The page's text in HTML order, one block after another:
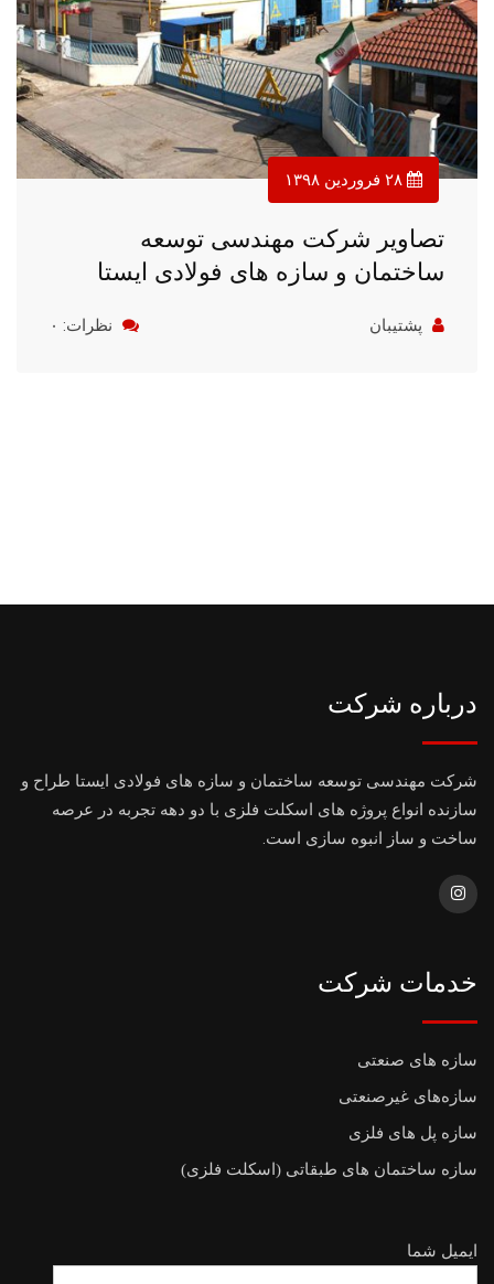
تصاویر شرکت مهندسی توسعه
ساختمان و سازه های فولادی ایستا
پشتیبان نظرات: ۰
درباره شرکت
شرکت مهندسی توسعه ساختمان و سازه های فولادی ایستا طراح و
سازنده انواع پروژه های اسکلت فلزی با دو دهه تجربه در عرصه
ساخت و ساز انبوه سازی است.
خدمات شرکت
سازه های صنعتی
سازه‌های غیرصنعتی
سازه پل های فلزی
سازه ساختمان های طبقاتی (اسکلت فلزی)
ایمیل شما